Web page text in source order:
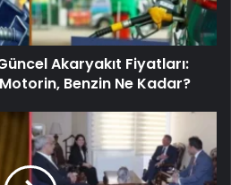
Akaryakıt Fiyatları:
Benzin Ne Kadar?